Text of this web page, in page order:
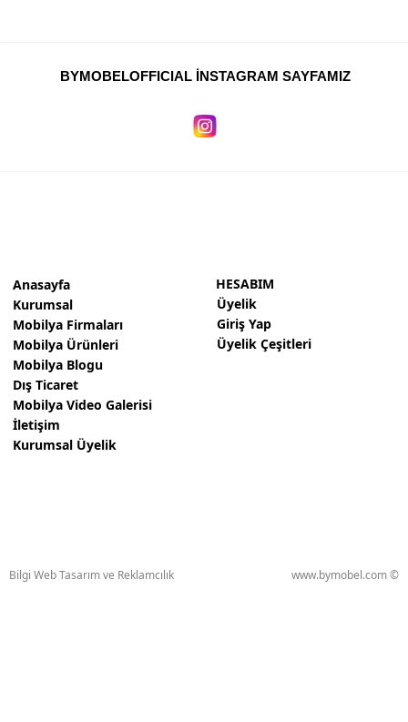
BYMOBELOFFICIAL İNSTAGRAM SAYFAMIZ
Anasayfa
Kurumsal
Mobilya Firmaları
Mobilya Ürünleri
Mobilya Blogu
Dış Ticaret
Mobilya Video Galerisi
İletişim
Kurumsal Üyelik
HESABIM
Üyelik
Giriş Yap
Üyelik Çeşitleri
Bilgi Web Tasarım ve Reklamcılık www.bymobel.com ©